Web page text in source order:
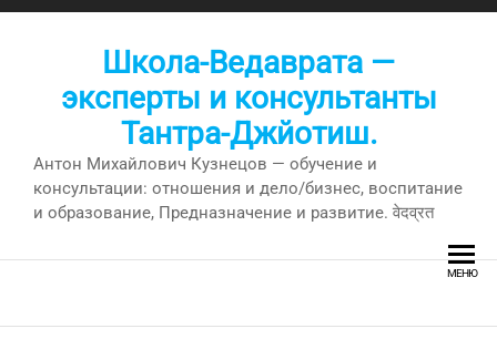
Перейти
Школа-Ведаврата —
эксперты и консультанты
Тантра-Джйотиш.
Антон Михайлович Кузнецов — обучение и
консультации: отношения и дело/бизнес, воспитание
и образование, Предназначение и развитие. वेदव्रत
МЕНЮ